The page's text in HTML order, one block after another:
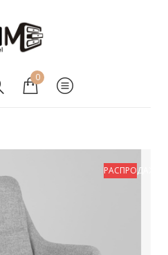
0
РАСПРОДАЖА!